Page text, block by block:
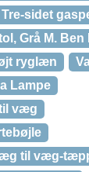
sidet
Grå M. Ben
ryglæn
Lampe
væg
til væg-